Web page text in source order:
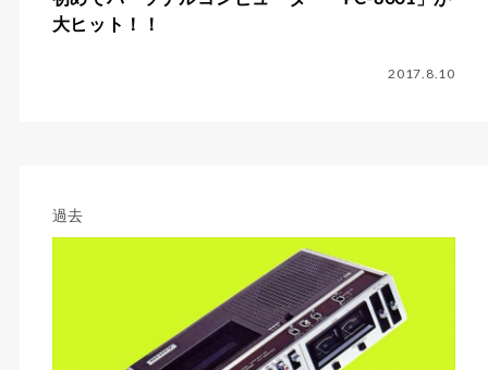
大ヒット！！
2017.8.10
過去